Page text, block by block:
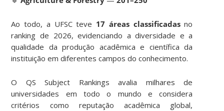
Ao todo, a UFSC teve 17 áreas classificadasno
ranking de 2026, evidenciando a diversidade e a
qualidade da produção acadêmica e científica da
instituição em diferentes campos do conhecimento.
O QS Subject Rankings avalia milhares de
universidades em todo o mundo e considera
critérios como reputação acadêmica global,